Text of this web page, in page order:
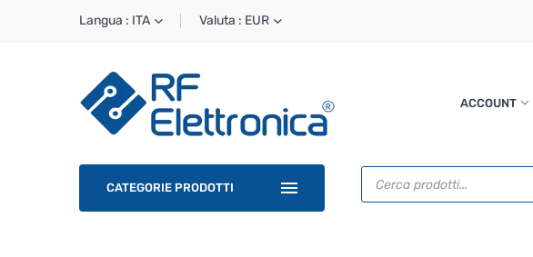
Langua : ITA Valuta : EUR
ACCOUNT
CATEGORIE PRODOTTI
Ricerca
prodotti